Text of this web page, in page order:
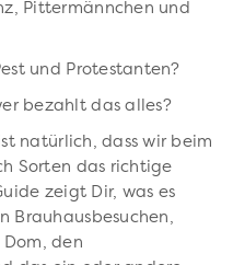
Pittermännchen und
und Protestanten?
bezahlt das alles?
natürlich, dass wir beim
Sorten das richtige
zeigt Dir, was es
Brauhausbesuchen,
Dom, den